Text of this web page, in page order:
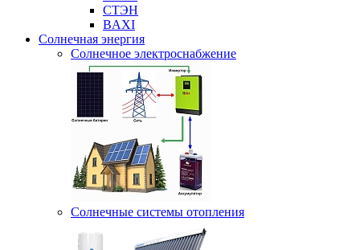
СТЭН
BAXI
Солнечная энергия
Солнечное электроснабжение
Солнечные системы отопления